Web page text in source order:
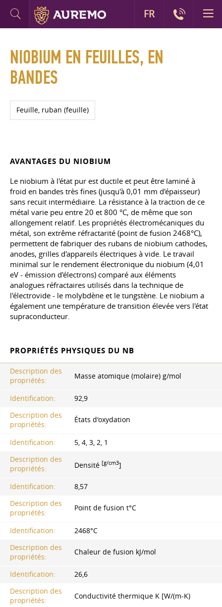
NIOBIUM EN FEUILLES, EN
BANDES
Feuille, ruban (feuille)
AVANTAGES DU NIOBIUM
Le niobium à l'état pur est ductile et peut être laminé à
froid en bandes très fines (jusqu'à 0,01 mm d'épaisseur)
sans recuit intermédiaire. La résistance à la traction de ce
métal varie peu entre 20 et 800 °C, de même que son
allongement relatif. Les propriétés électromécaniques du
métal, son extrême réfractarité (point de fusion 2468°C),
permettent de fabriquer des rubans de niobium cathodes,
anodes, grilles d'appareils électriques à vide. Le travail
minimal sur le rendement électronique du niobium (4,01
eV - émission d'électrons) comparé aux éléments
analogues réfractaires utilisés dans la technique de
l'électrovide - le molybdène et le tungstène. Le niobium a
également une température de transition élevée vers l'état
supraconducteur.
PROPRIÉTÉS PHYSIQUES DU NB
Description des
propriétés:
Masse atomique (molaire) g/mol
Identification:
92,9
Description des
propriétés:
États d'oxydation
Identification:
5, 4, 3, 2, 1
Description des
propriétés:
Densité [g/cm3]
Identification:
8,57
Description des
propriétés:
Point de fusion t°C
Identification:
2468°С
Description des
propriétés:
Chaleur de fusion kJ/mol
Identification:
26,6
Description des
propriétés:
Conductivité thermique K [W/(m-K)
FR